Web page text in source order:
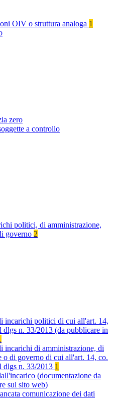
OIV o struttura analoga 1
zero
a controllo
politici, di amministrazione,
governo 2
incarichi politici di cui all'art. 14,
dlgs n. 33/2013 (da pubblicare in
incarichi di amministrazione, di
o di governo di cui all'art. 14, co.
dlgs n. 33/2013 1
(documentazione da
sul sito web)
comunicazione dei dati